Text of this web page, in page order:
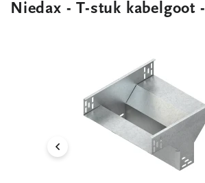
Niedax - T-stuk kabelgoot -